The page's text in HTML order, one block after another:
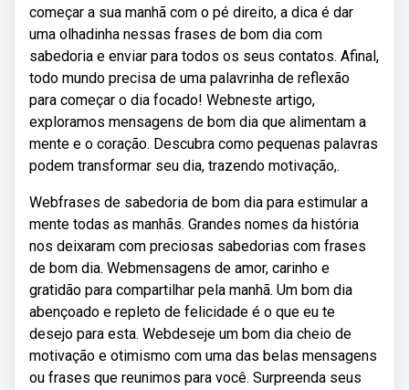
começar a sua manhã com o pé direito, a dica é dar
uma olhadinha nessas frases de bom dia com
sabedoria e enviar para todos os seus contatos. Afinal,
todo mundo precisa de uma palavrinha de reflexão
para começar o dia focado! Webneste artigo,
exploramos mensagens de bom dia que alimentam a
mente e o coração. Descubra como pequenas palavras
podem transformar seu dia, trazendo motivação,.
Webfrases de sabedoria de bom dia para estimular a
mente todas as manhãs. Grandes nomes da história
nos deixaram com preciosas sabedorias com frases
de bom dia. Webmensagens de amor, carinho e
gratidão para compartilhar pela manhã. Um bom dia
abençoado e repleto de felicidade é o que eu te
desejo para esta. Webdeseje um bom dia cheio de
motivação e otimismo com uma das belas mensagens
ou frases que reunimos para você. Surpreenda seus